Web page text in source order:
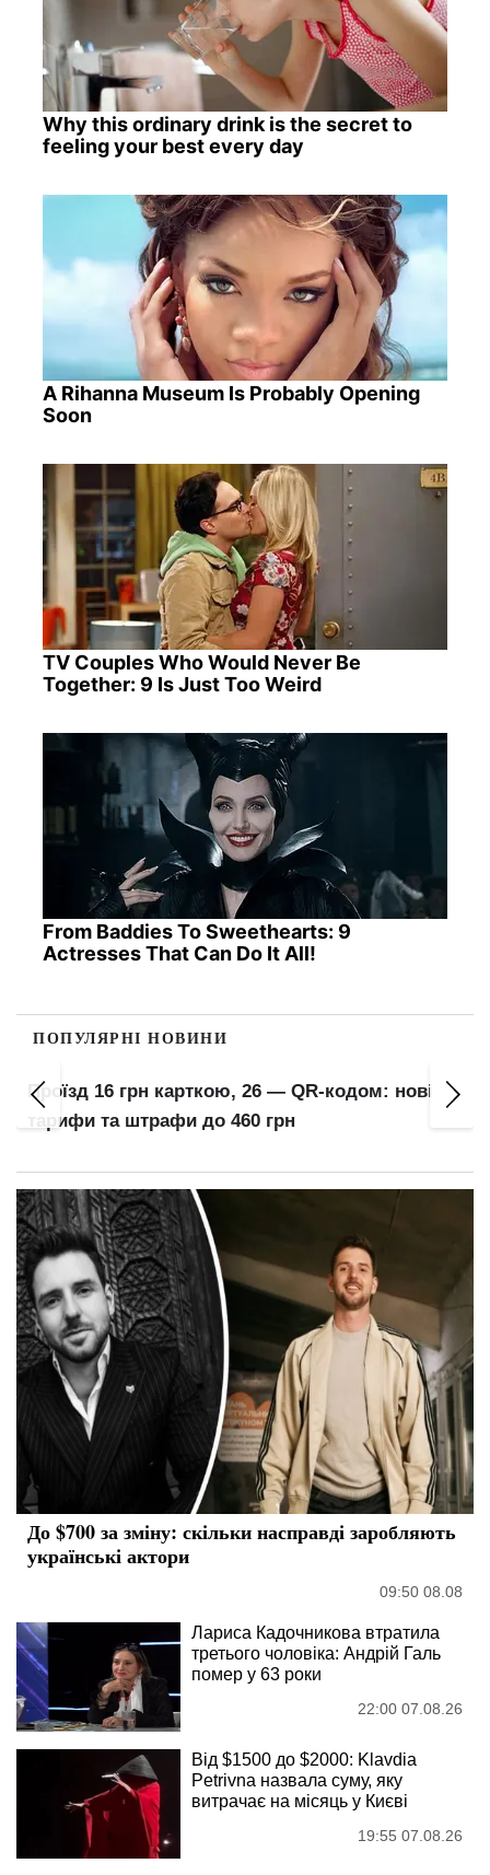
Why this ordinary drink is the secret to
feeling your best every day
A Rihanna Museum Is Probably Opening
Soon
TV Couples Who Would Never Be
Together: 9 Is Just Too Weird
From Baddies To Sweethearts: 9
Actresses That Can Do It All!
ПОПУЛЯРНІ НОВИНИ
Проїзд 16 грн карткою, 26 — QR-кодом: нові
тарифи та штрафи до 460 грн
До $700 за зміну: скільки насправді заробляють
українські актори
09:50 08.08
Лариса Кадочникова втратила
третього чоловіка: Андрій Галь
помер у 63 роки
22:00 07.08.26
Від $1500 до $2000: Klavdia
Petrivna назвала суму, яку
витрачає на місяць у Києві
19:55 07.08.26